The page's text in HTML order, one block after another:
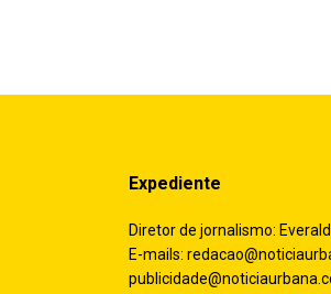
Expediente
Diretor de jornalismo:
E-mails: